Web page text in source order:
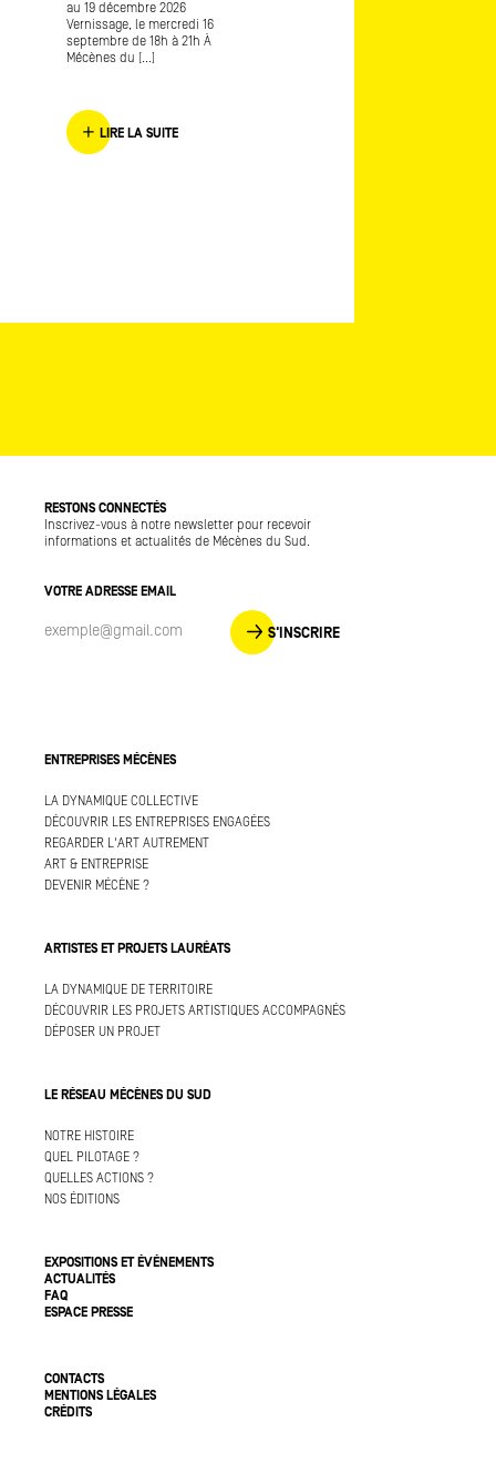
au 19 décembre 2026
Vernissage, le mercredi 16
septembre de 18h à 21h À
Mécènes du [...]
LIRE LA SUITE
RESTONS CONNECTÉS
Inscrivez-vous à notre newsletter pour recevoir
informations et actualités de Mécènes du Sud.
VOTRE ADRESSE EMAIL
S'INSCRIRE
ENTREPRISES MÉCÈNES
LA DYNAMIQUE COLLECTIVE
DÉCOUVRIR LES ENTREPRISES ENGAGÉES
REGARDER L'ART AUTREMENT
ART & ENTREPRISE
DEVENIR MÉCÈNE ?
ARTISTES ET PROJETS LAURÉATS
LA DYNAMIQUE DE TERRITOIRE
DÉCOUVRIR LES PROJETS ARTISTIQUES ACCOMPAGNÉS
DÉPOSER UN PROJET
LE RÉSEAU MÉCÈNES DU SUD
NOTRE HISTOIRE
QUEL PILOTAGE ?
QUELLES ACTIONS ?
NOS ÉDITIONS
EXPOSITIONS ET ÉVÉNEMENTS
ACTUALITÉS
FAQ
ESPACE PRESSE
CONTACTS
MENTIONS LÉGALES
CRÉDITS